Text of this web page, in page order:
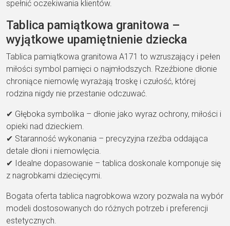
spełnić oczekiwania klientów.
Tablica pamiątkowa granitowa –
wyjątkowe upamiętnienie dziecka
Tablica pamiątkowa granitowa A171 to wzruszający i pełen
miłości symbol pamięci o najmłodszych. Rzeźbione dłonie
chroniące niemowlę wyrażają troskę i czułość, której
rodzina nigdy nie przestanie odczuwać.
✔ Głęboka symbolika – dłonie jako wyraz ochrony, miłości i
opieki nad dzieckiem.
✔ Staranność wykonania – precyzyjna rzeźba oddająca
detale dłoni i niemowlęcia.
✔ Idealne dopasowanie – tablica doskonale komponuje się
z nagrobkami dziecięcymi.
Bogata oferta tablica nagrobkowa wzory pozwala na wybór
modeli dostosowanych do różnych potrzeb i preferencji
estetycznych.